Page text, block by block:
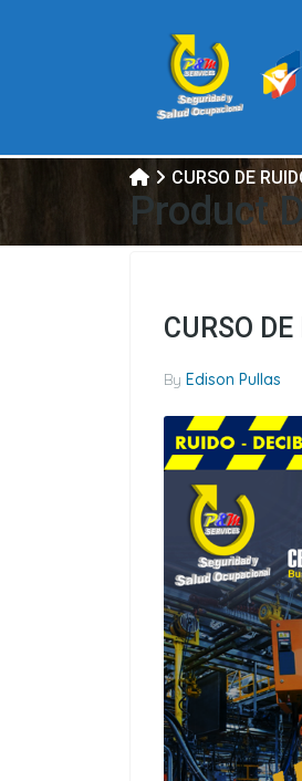
CURSO DE
Product
CURSO
By Edison Pullas